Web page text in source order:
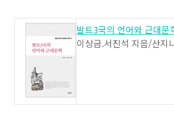
발트3국의 언어와 근대문
이상금.서진석 지음/산지